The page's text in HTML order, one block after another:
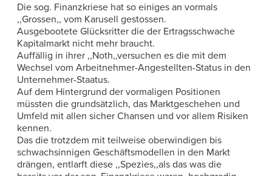
Die sog. Finanzkriese hat so einiges an vormals
,,Grossen,, vom Karusell gestossen.
Ausgebootete Glücksritter die der Ertragsschwache
Kapitalmarkt nicht mehr braucht.
Auffällig in ihrer ,,Noth,,versuchen es die mit dem
Wechsel vom Arbeitnehmer-Angestellten-Status in den
Unternehmer-Staatus.
Auf dem Hintergrund der vormaligen Positionen
müssten die grundsätzlich, das Marktgeschehen und
Umfeld mit allen sicher Chansen und vor allem Risiken
kennen.
Das die trotzdem mit teilweise oberwindigen bis
schwachsinnigen Geschäftsmodellen in den Markt
drängen, entlarft diese ,,Spezies,,als das was die